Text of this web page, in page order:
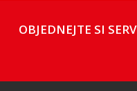
OBJEDNEJTE SI